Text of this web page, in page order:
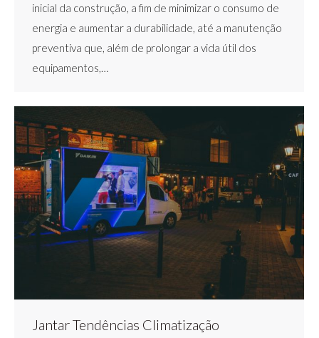
inicial da construção, a fim de minimizar o consumo de
energia e aumentar a durabilidade, até a manutenção
preventiva que, além de prolongar a vida útil dos
equipamentos,…
Jantar Tendências Climatização